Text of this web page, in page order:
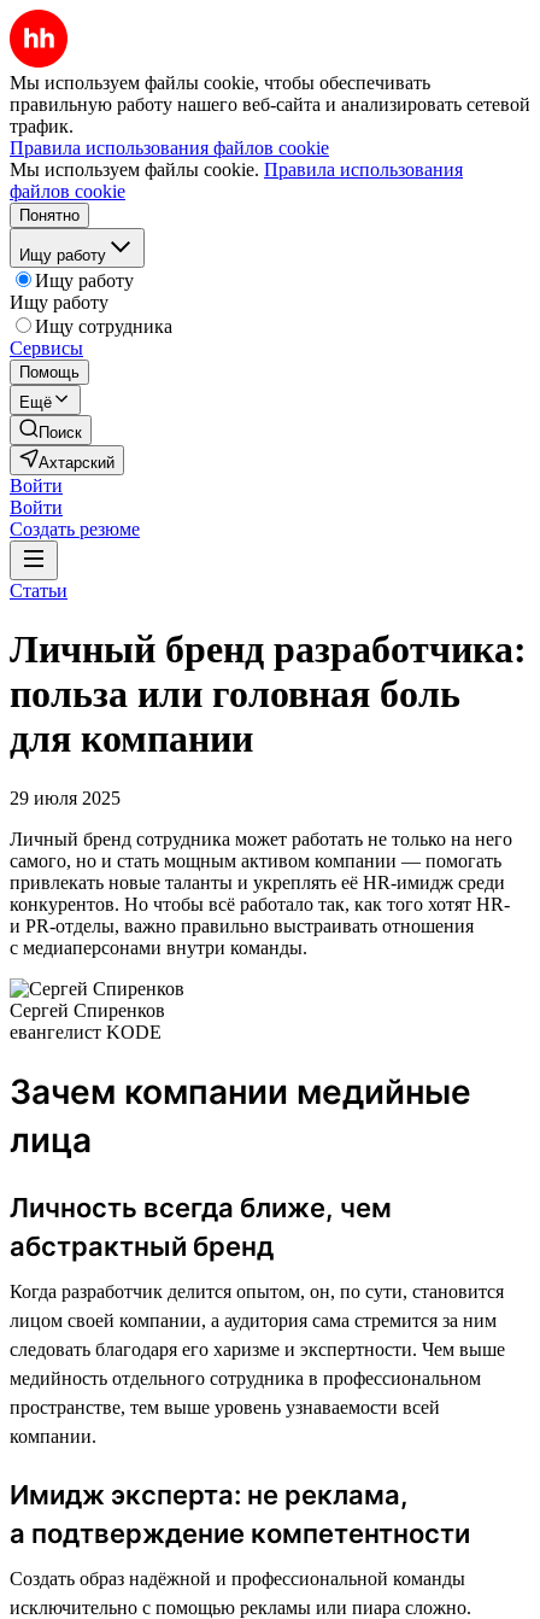
Мы используем файлы cookie, чтобы обеспечивать
правильную работу нашего веб-сайта и анализировать сетевой
трафик.
Правила использования файлов cookie
Мы используем файлы cookie. Правила использования
файлов cookie
Понятно
Ищу работу
Ищу работу
Ищу работу
Ищу сотрудника
Сервисы
Помощь
Ещё
Поиск
Ахтарский
Войти
Войти
Создать резюме
Статьи
Личный бренд разработчика:
польза или головная боль
для компании
29 июля 2025
Личный бренд сотрудника может работать не только на него
самого, но и стать мощным активом компании — помогать
привлекать новые таланты и укреплять её HR-имидж среди
конкурентов. Но чтобы всё работало так, как того хотят HR-
и PR-отделы, важно правильно выстраивать отношения
с медиаперсонами внутри команды.
Сергей Спиренков
евангелист KODE
Зачем компании медийные
лица
Личность всегда ближе, чем
абстрактный бренд
Когда разработчик делится опытом, он, по сути, становится
лицом своей компании, а аудитория сама стремится за ним
следовать благодаря его харизме и экспертности. Чем выше
медийность отдельного сотрудника в профессиональном
пространстве, тем выше уровень узнаваемости всей
компании.
Имидж эксперта: не реклама,
а подтверждение компетентности
Создать образ надёжной и профессиональной команды
исключительно с помощью рекламы или пиара сложно.